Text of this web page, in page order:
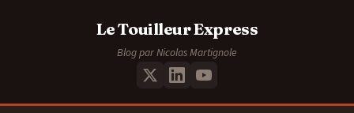
Le Touilleur Express
Blog par Nicolas Martignole